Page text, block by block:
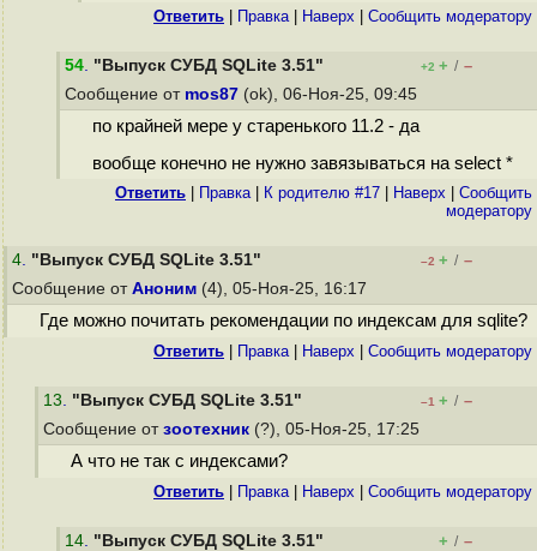
Ответить Правка| Наверх Cообщить модератору
54. "Выпуск СУБД SQLite 3.51" +2 + / –
Сообщение от mos87 (ok), 06-Ноя-25, 09:45
по крайней мере у старенького 11.2 - да
вообще конечно не нужно завязываться на select *
Ответить Правка| К родителю #17 Наверх
Cообщить
модератору
4. "Выпуск СУБД SQLite 3.51" –2 + / –
Сообщение от Аноним (4), 05-Ноя-25, 16:17
Где можно почитать рекомендации по индексам для sqlite?
Ответить Правка| Наверх Cообщить модератору
13. "Выпуск СУБД SQLite 3.51" –1 + / –
Сообщение от зоотехник (?), 05-Ноя-25, 17:25
А что не так с индексами?
Ответить Правка| Наверх Cообщить модератору
14. "Выпуск СУБД SQLite 3.51" + / –